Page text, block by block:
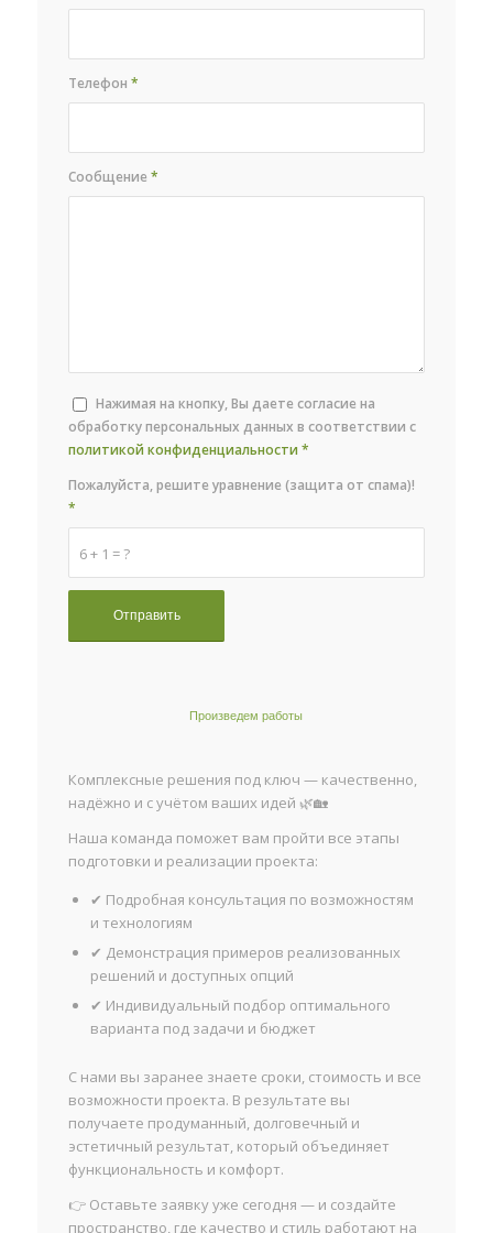
Телефон*
Сообщение*
Нажимая на кнопку, Вы даете согласие на
обработку персональных данных в соответствии с
политикой конфиденциальности *
6 + 1 = ?
Пожалуйста, решите уравнение (защита от спама)!
*
Произведем работы
Комплексные решения под ключ — качественно,
надёжно и с учётом ваших идей 🌿🏡
Наша команда поможет вам пройти все этапы
подготовки и реализации проекта:
✔ Подробная консультация по возможностям
и технологиям
✔ Демонстрация примеров реализованных
решений и доступных опций
✔ Индивидуальный подбор оптимального
варианта под задачи и бюджет
С нами вы заранее знаете сроки, стоимость и все
возможности проекта. В результате вы
получаете продуманный, долговечный и
эстетичный результат, который объединяет
функциональность и комфорт.
👉 Оставьте заявку уже сегодня — и создайте
пространство, где качество и стиль работают на